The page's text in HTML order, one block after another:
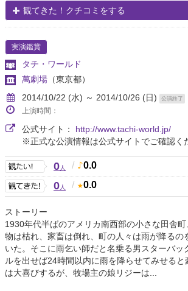
観てきた！クチコミをする
実演鑑賞
タチ・ワールド
萬劇場 （東京都）
2014/10/22 (水) ～ 2014/10/26 (日)
公演終了
上演時間：
公式サイト： http://www.tachi-world.jp/
※正式な公演情報は公式サイトでご確認く
0人 / 0.0
0人 / 0.0
ストーリー
1930年代半ばのアメリカ南西部の小さな田舎
物は枯れ、家畜は倒れ、町の人々は雨が降るの
いた。そこに雨乞い師だと名乗る男スターバッ
ルを出せば24時間以内に雨を降らせてみせると
は大喜びするが、牧場主の娘リジーは...